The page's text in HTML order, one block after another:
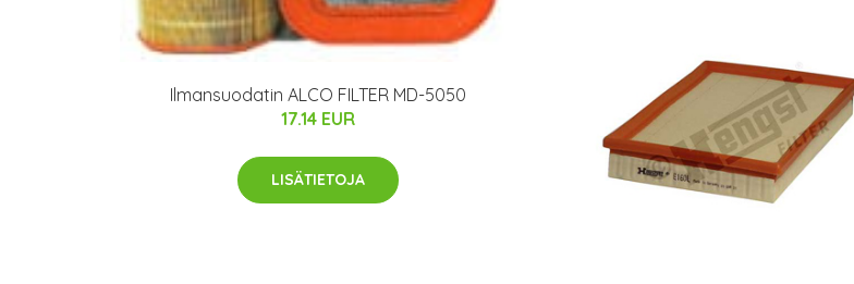
Ilmansuodatin ALCO FILTER MD-5050
17.14 EUR
LISÄTIETOJA